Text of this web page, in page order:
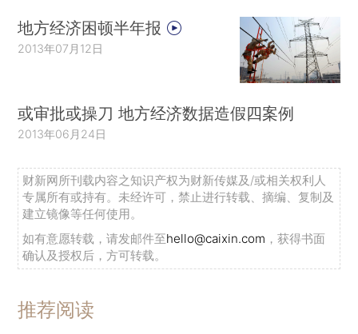
地方经济困顿半年报
2013年07月12日
或审批或操刀 地方经济数据造假四案例
2013年06月24日
财新网所刊载内容之知识产权为财新传媒及/或相关权利人
专属所有或持有。未经许可，禁止进行转载、摘编、复制及
建立镜像等任何使用。
如有意愿转载，请发邮件至hello@caixin.com ，获得书面
确认及授权后，方可转载。
推荐阅读